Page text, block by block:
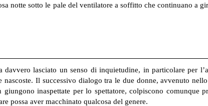
notte sotto le pale del ventilatore a soffitto che continuano a
davvero lasciato un senso di inquietudine, in particolare per
Il successivo dialogo tra le due donne, avvenuto
inaspettate per lo spettatore, colpiscono comunque
possa aver macchinato qualcosa del genere.